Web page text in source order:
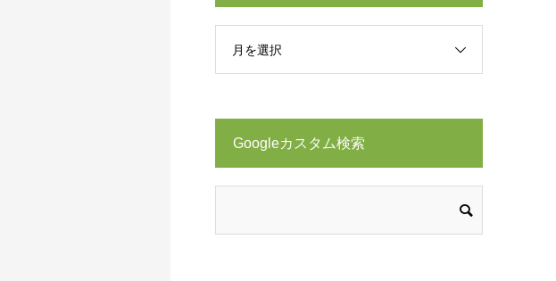
月を選択
Googleカスタム検索